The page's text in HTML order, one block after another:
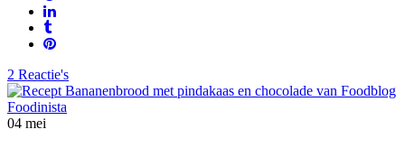
2 Reactie's
04 mei